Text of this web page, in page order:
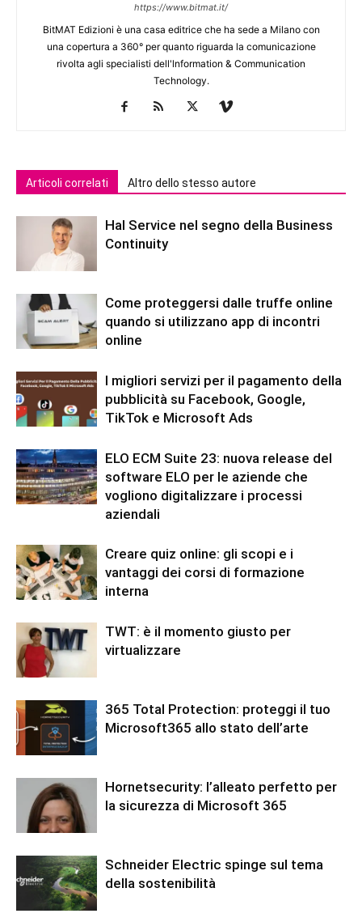
https://www.bitmat.it/
BitMAT Edizioni è una casa editrice che ha sede a Milano con
una copertura a 360° per quanto riguarda la comunicazione
rivolta agli specialisti dell'lnformation & Communication
Technology.
Articoli correlati Altro dello stesso autore
Hal Service nel segno della Business
Continuity
Come proteggersi dalle truffe online
quando si utilizzano app di incontri
online
I migliori servizi per il pagamento della
pubblicità su Facebook, Google,
TikTok e Microsoft Ads
ELO ECM Suite 23: nuova release del
software ELO per le aziende che
vogliono digitalizzare i processi
aziendali
Creare quiz online: gli scopi e i
vantaggi dei corsi di formazione
interna
TWT: è il momento giusto per
virtualizzare
365 Total Protection: proteggi il tuo
Microsoft365 allo stato dell’arte
Hornetsecurity: l’alleato perfetto per
la sicurezza di Microsoft 365
Schneider Electric spinge sul tema
della sostenibilità